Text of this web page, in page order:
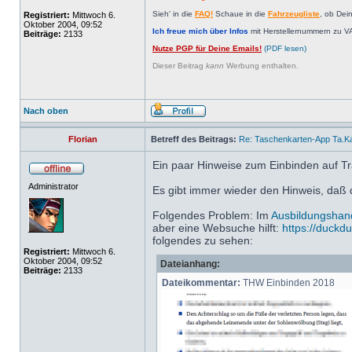
Registriert: Mittwoch 6.
Oktober 2004, 09:52
Beiträge: 2133
Sieh' in die FAQ! Schaue in die Fahrzeugliste , ob
Ich freue mich über Infos mit Herstellernummern zu
Nutze PGP für Deine Emails! (PDF lesen)
Dieser Beitrag kann Werbung enthalten.
Nach oben
Florian Betreff des Beitrags: Re: Taschenkarten-App
Administrator
Registriert: Mittwoch 6.
Oktober 2004, 09:52
Beiträge: 2133
Ein paar Hinweise zum Einbinden auf
Es gibt immer wieder den Hinweis,
Folgendes Problem: Im
aber eine Websuche hilft: https://
folgendes zu sehen:
Dateianhang:
Dateikommentar: THW Einbinden 2018